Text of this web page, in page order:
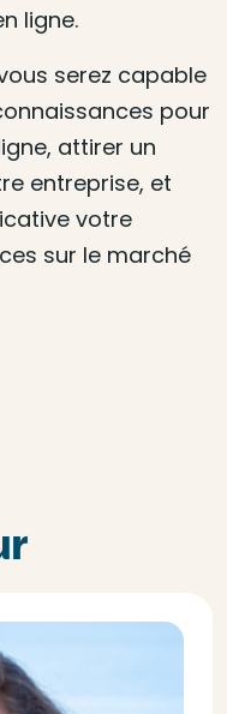
ligne.
serez capable
pour
attirer un
entreprise, et
votre
sur le marché